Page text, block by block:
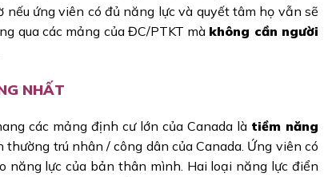
ứng viên có đủ năng lực và quyết tâm họ vẫn sẽ
qua các mảng của ĐC/PTKT mà không cần người
NHẤT
các mảng định cư lớn của Canada là tiềm năng
thường trú nhân / công dân của Canada. Ứng viên có
năng lực của bản thân mình. Hai loại năng lực điển